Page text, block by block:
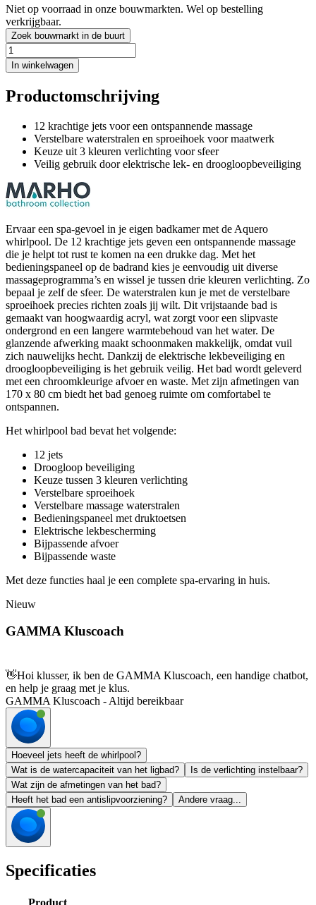
Niet op voorraad in onze bouwmarkten. Wel op bestelling
verkrijgbaar.
Zoek bouwmarkt in de buurt
In winkelwagen
Productomschrijving
12 krachtige jets voor een ontspannende massage
Verstelbare waterstralen en sproeihoek voor maatwerk
Keuze uit 3 kleuren verlichting voor sfeer
Veilig gebruik door elektrische lek- en droogloopbeveiliging
Ervaar een spa-gevoel in je eigen badkamer met de Aquero
whirlpool. De 12 krachtige jets geven een ontspannende massage
die je helpt tot rust te komen na een drukke dag. Met het
bedieningspaneel op de badrand kies je eenvoudig uit diverse
massageprogramma’s en wissel je tussen drie kleuren verlichting. Zo
bepaal je zelf de sfeer. De waterstralen kun je met de verstelbare
sproeihoek precies richten zoals jij wilt. Dit vrijstaande bad is
gemaakt van hoogwaardig acryl, wat zorgt voor een slipvaste
ondergrond en een langere warmtebehoud van het water. De
glanzende afwerking maakt schoonmaken makkelijk, omdat vuil
zich nauwelijks hecht. Dankzij de elektrische lekbeveiliging en
droogloopbeveiliging is het gebruik veilig. Het bad wordt geleverd
met een chroomkleurige afvoer en waste. Met zijn afmetingen van
170 x 80 cm biedt het bad genoeg ruimte om comfortabel te
ontspannen.
Het whirlpool bad bevat het volgende:
12 jets
Droogloop beveiliging
Keuze tussen 3 kleuren verlichting
Verstelbare sproeihoek
Verstelbare massage waterstralen
Bedieningspaneel met druktoetsen
Elektrische lekbescherming
Bijpassende afvoer
Bijpassende waste
Met deze functies haal je een complete spa-ervaring in huis.
Nieuw
GAMMA Kluscoach
👋Hoi klusser, ik ben de GAMMA Kluscoach, een handige chatbot,
en help je graag met je klus.
GAMMA Kluscoach - Altijd bereikbaar
Hoeveel jets heeft de whirlpool?
Wat is de watercapaciteit van het ligbad?
Is de verlichting instelbaar?
Wat zijn de afmetingen van het bad?
Heeft het bad een antislipvoorziening?
Andere vraag...
Specificaties
Product